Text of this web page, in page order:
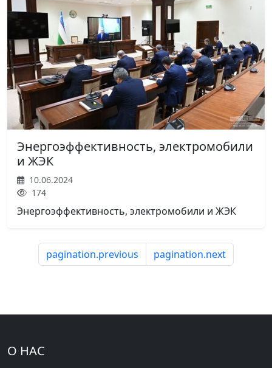
Энергоэффективность, электромобили
и ЖЭК
10.06.2024
174
Энергоэффективность, электромобили и ЖЭК
pagination.previous pagination.next
О НАС